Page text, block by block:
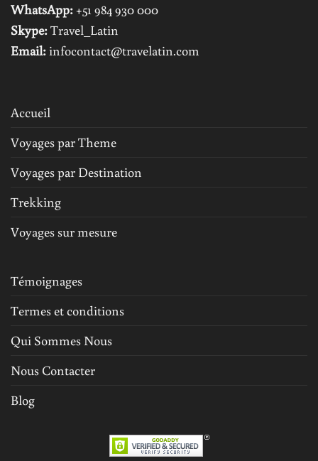
WhatsApp: +51 984 930 000
Skype:Travel_Latin
Email:infocontact@travelatin.com
Accueil
Voyages par Theme
Voyages par Destination
Trekking
Voyages sur mesure
Témoignages
Termes et conditions
Qui Sommes Nous
Nous Contacter
Blog